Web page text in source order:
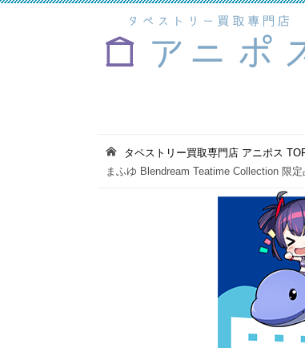
タペストリー買取専門店 アニポス
まふゆ Blendream Teatime Collection 限